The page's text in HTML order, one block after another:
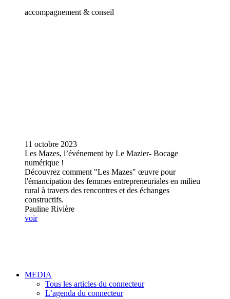
accompagnement & conseil
11 octobre 2023
Les Mazes, l’événement by Le Mazier- Bocage
numérique !
Découvrez comment "Les Mazes" œuvre pour
l'émancipation des femmes entrepreneuriales en milieu
rural à travers des rencontres et des échanges
constructifs.
Pauline Rivière
voir
MEDIA
Tous les articles du connecteur
L’agenda du connecteur